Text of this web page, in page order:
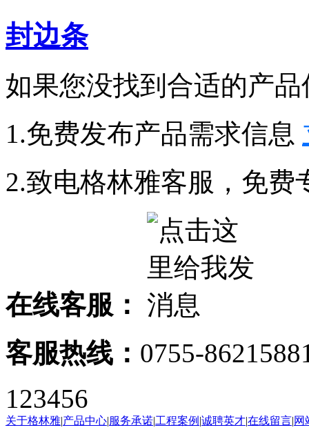
封边条
如果您没找到合适的产品
1.免费发布产品需求信息
2.致电格林雅客服，免费
在线客服：
客服热线： 0755-
123456
关于格林雅|产品中心|服务承诺|工程案例 |诚聘英才|在线留言|网